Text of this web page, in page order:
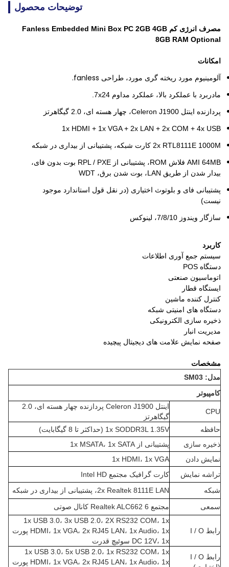
توضیحات محصول
مصرف انرژی کم Fanless Embedded Mini Box PC 2GB 4GB
8GB RAM Optional
امکانات
آلومینیوم مورد ریخته گری مورد، طراحی fanless.
مادربرد با عملکرد بالا، عملکرد مداوم 7x24.
پردازنده اینتل Celeron J1900، چهار هسته ای، 2.0 گیگاهرتز
1x HDMI + 1x VGA + 2x LAN + 2x COM + 4x USB
2x RTL8111E 1000M کارت شبکه، پشتیبانی از بیداری در شبکه
AMI 64MB فلاش ROM، پشتیبانی از RPL / PXE بوت بدون فای،
بیدار شدن از طریق LAN، بوت شدن برق، WDT
پشتیبانی فای و بلوتوث اختیاری (در نقل قول استاندارد موجود
نیست)
سازگار ویندوز 7/8/10، لینوکس
کاربرد
سیستم جمع آوری اطلاعات
دستگاه POS
اتوماسیون صنعتی
ایستگاه قطار
کنترل کننده ماشین
دستگاه های امنیتی شبکه
ذخیره سازی الکترونیکی
مدیریت انبار
صفحه نمایش علامت های دیجیتال پیچیده
مشخصات
مدل: SM03
کامپیوتر
CPU
اینتل Celeron J1900 پردازنده چهار هسته ای، 2.0
گیگاهرتز
حافظه
1x SODDR3L 1.35V (حداکثر تا 8 گیگابایت)
ذخیره سازی
پشتیبانی از 1x MSATA، 1x SATA
نمایش دادن
1x HDMI، 1x VGA
تراشه نمایش
کارت گرافیک مجتمع Intel HD
شبکه
2x Realtek 8111E LAN، پشتیبانی از بیداری در شبکه
سمعی
مجتمع Realtek ALC662 6 کانال صوتی
رابط I / O
1x USB 3.0، 3x USB 2.0، 2X RS232 COM، 1x
HDMI، 1x VGA، 2x RJ45 LAN، 1x Audio، 1x پورت
DC 12V، 1x سوئیچ قدرت
رابط I / O
1x USB 3.0، 5x USB 2.0، 1x RS232 COM، 1x
HDMI، 1x VGA، 2x RJ45 LAN، 1x Audio، 1x پورت